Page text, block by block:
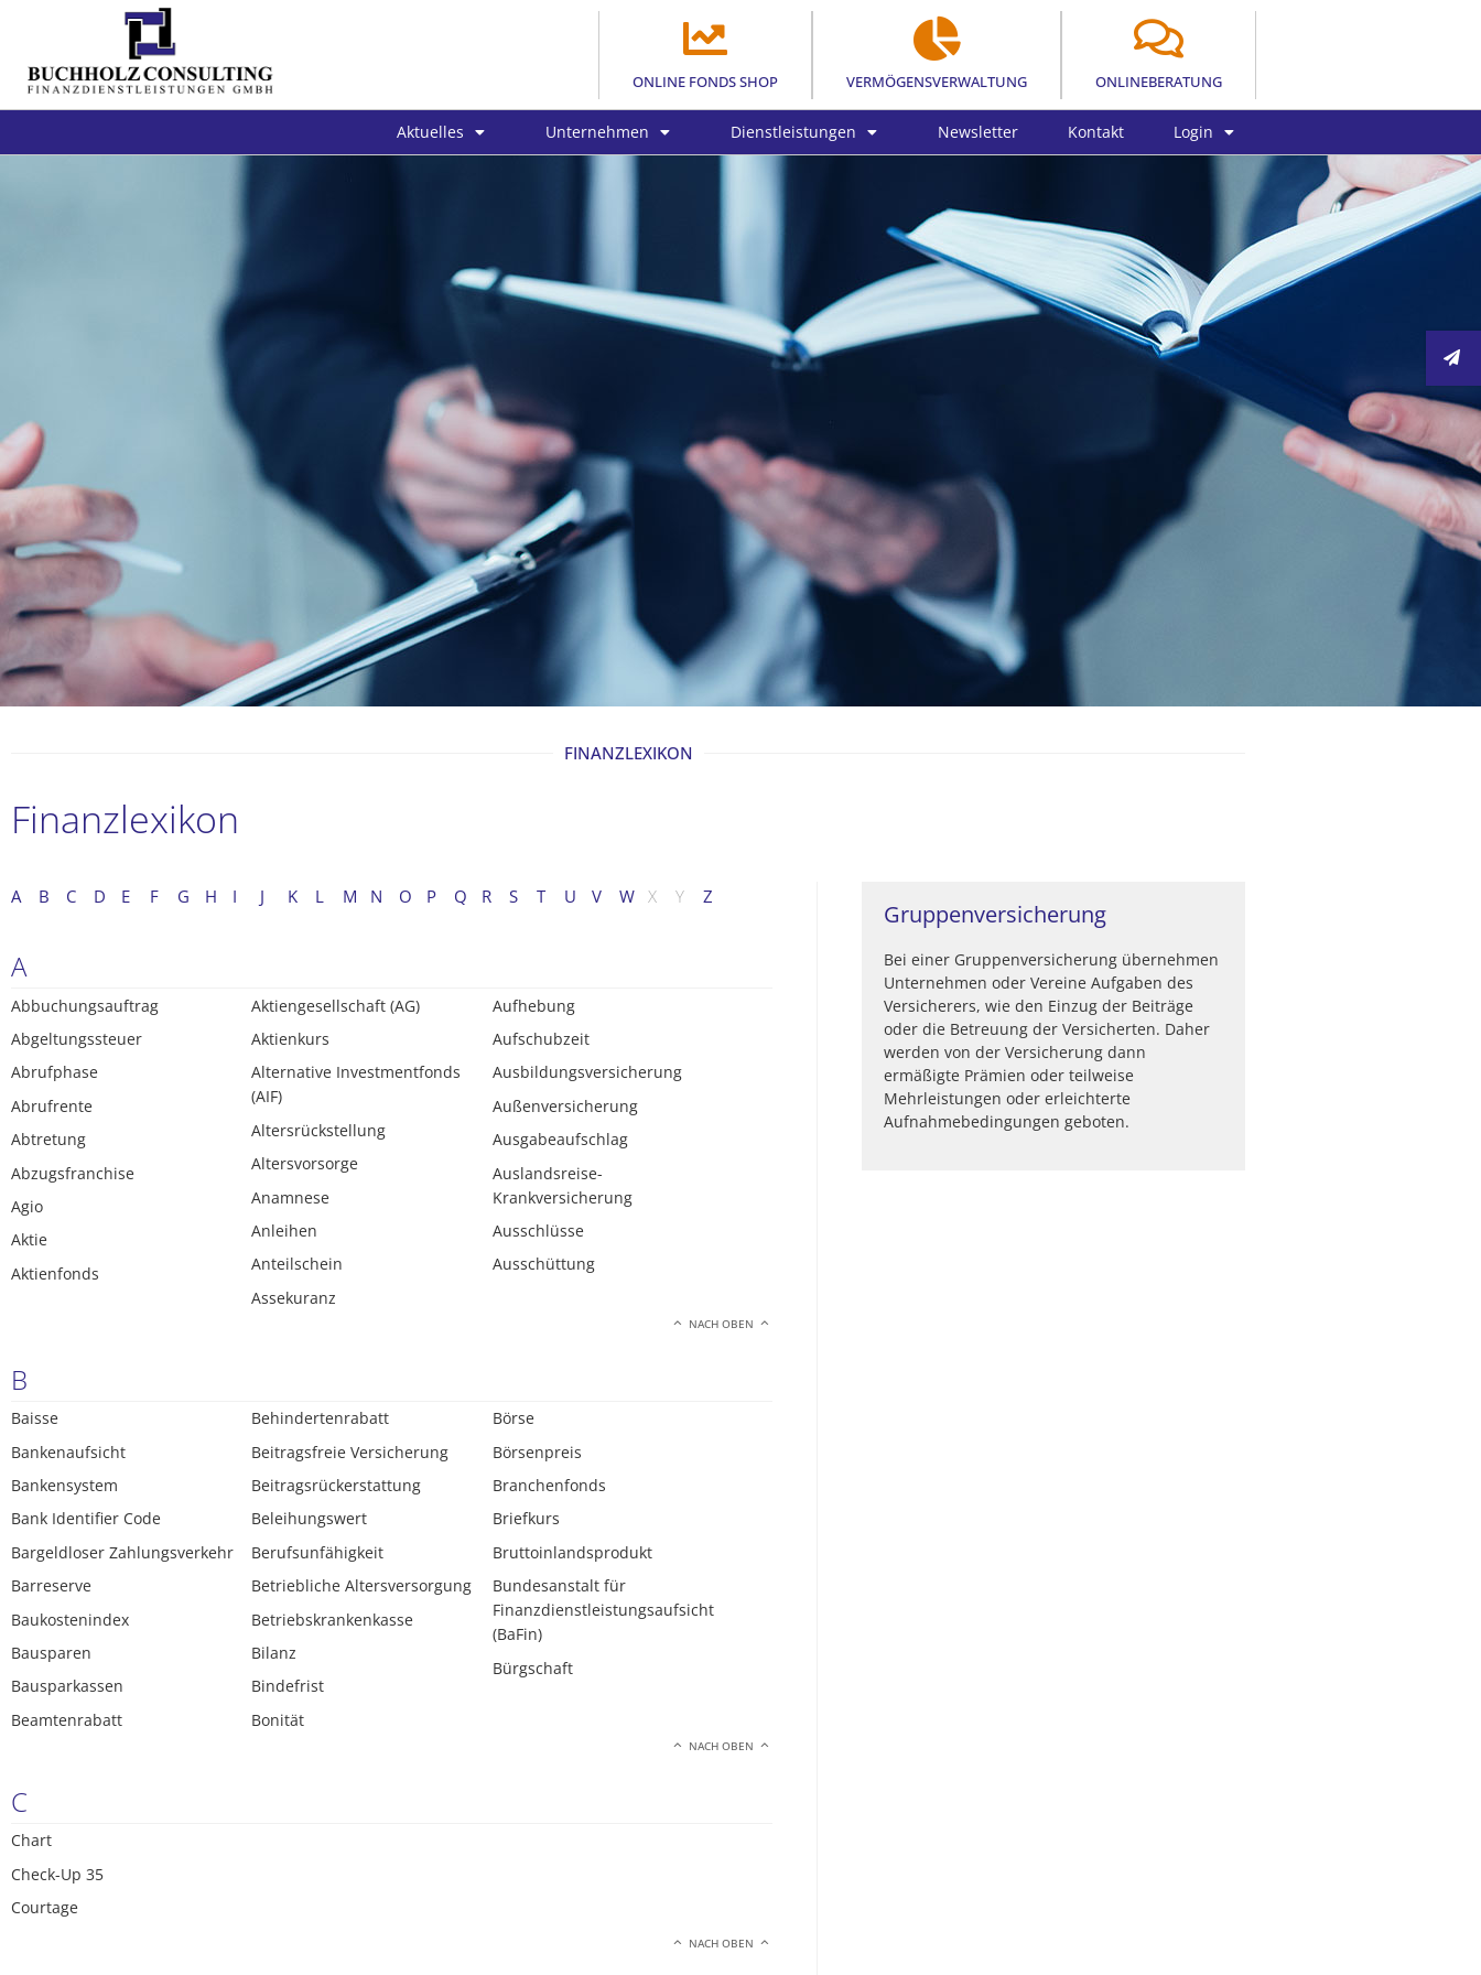
ONLINE FONDS SHOP VERMÖGENSVERWALTUNG ONLINEBERATUNG
Aktuelles Unternehmen Dienstleistungen Newsletter Kontakt Login
FINANZLEXIKON
Finanzlexikon
A B C D E F G H I J K L M N O P Q R S T U V W X Y Z
A
Abbuchungsauftrag
Abgeltungssteuer
Abrufphase
Abrufrente
Abtretung
Abzugsfranchise
Agio
Aktie
Aktienfonds
Aktiengesellschaft (AG)
Aktienkurs
Alternative Investmentfonds
(AIF)
Altersrückstellung
Altersvorsorge
Anamnese
Anleihen
Anteilschein
Assekuranz
Aufhebung
Aufschubzeit
Ausbildungsversicherung
Außenversicherung
Ausgabeaufschlag
Auslandsreise-
Krankversicherung
Ausschlüsse
Ausschüttung
NACH OBEN
B
Baisse
Bankenaufsicht
Bankensystem
Bank Identifier Code
Bargeldloser Zahlungsverkehr
Barreserve
Baukostenindex
Bausparen
Bausparkassen
Beamtenrabatt
Behindertenrabatt
Beitragsfreie Versicherung
Beitragsrückerstattung
Beleihungswert
Berufsunfähigkeit
Betriebliche Altersversorgung
Betriebskrankenkasse
Bilanz
Bindefrist
Bonität
Börse
Börsenpreis
Branchenfonds
Briefkurs
Bruttoinlandsprodukt
Bundesanstalt für
Finanzdienstleistungsaufsicht
(BaFin)
Bürgschaft
NACH OBEN
C
Chart
Check-Up 35
Courtage
NACH OBEN
Gruppenversicherung
Bei einer Gruppenversicherung übernehmen
Unternehmen oder Vereine Aufgaben des
Versicherers, wie den Einzug der Beiträge
oder die Betreuung der Versicherten. Daher
werden von der Versicherung dann
ermäßigte Prämien oder teilweise
Mehrleistungen oder erleichterte
Aufnahmebedingungen geboten.